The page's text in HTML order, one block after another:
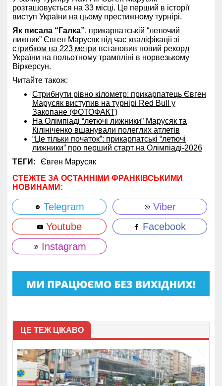
розташовується на 33 місці. Це перший в історії
виступ України на цьому престижному турнірі.
Як писала “Галка”, прикарпатській “летючий
лижник” Євген Марусяк під час кваліфікації зі
стрибком на 223 метри встановив новий рекорд
України на польотному трампліні в норвезькому
Віркерсун.
Читайте також:
Стрибнути рівно кілометр: прикарпатець Євген
Марусяк виступив на турнірі Red Bull у
Закопане (ФОТОФАКТ)
На Олімпіаді “летючі лижники” Марусяк та
Кілініченко вшанували полеглих атлетів
“Це тільки початок”: прикарпатські “летючі
лижники” про перший старт на Олімпіаді-2026
ТЕГИ:
Євген Марусяк
СТЕЖТЕ ЗА ОСТАННІМИ ФРАНКІВСЬКИМИ
НОВИНАМИ:
Telegram
Viber
Youtube
Facebook
Instagram
ЦЕ ТЕЖ ЦІКАВО